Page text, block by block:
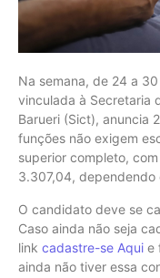
Na semana, de 24 a
vinculada à Secretaria
Barueri (Sict), anuncia
funções não exigem
superior completo,
3.307,04, dependendo
O candidato deve se
Caso ainda não seja
link cadastre-se Aqui e
ainda não tiver essa